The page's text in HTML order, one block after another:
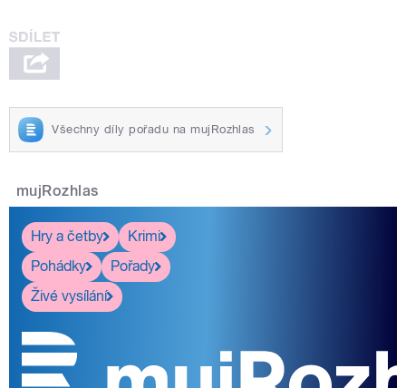
Všechny díly pořadu na mujRozhlas
mujRozhlas
Hry a četby
Krimi
Pohádky
Pořady
Živé vysílání